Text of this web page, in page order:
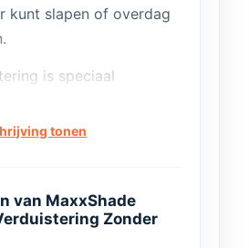
kunt slapen of overdag
is speciaal
en sluit netjes aan op
bepaal je zelf hoeveel
tonen
van MaxxShade
Zonder